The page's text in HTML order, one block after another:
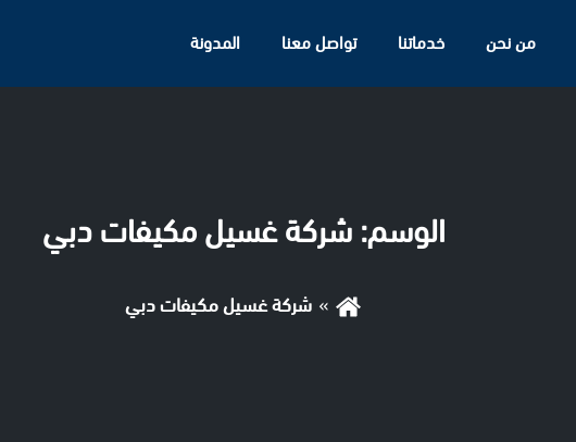
من نحن خدماتنا تواصل معنا المدونة
الوسم:شركة غسيل مكيفات دبي
شركة غسيل مكيفات دبي